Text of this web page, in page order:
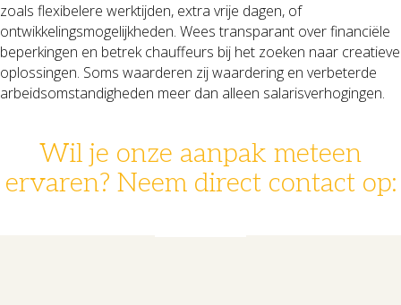
zoals flexibelere werktijden, extra vrije dagen, of
ontwikkelingsmogelijkheden. Wees transparant over financiële
beperkingen en betrek chauffeurs bij het zoeken naar creatieve
oplossingen. Soms waarderen zij waardering en verbeterde
arbeidsomstandigheden meer dan alleen salarisverhogingen.
Wil je onze aanpak meteen
ervaren? Neem direct contact op: